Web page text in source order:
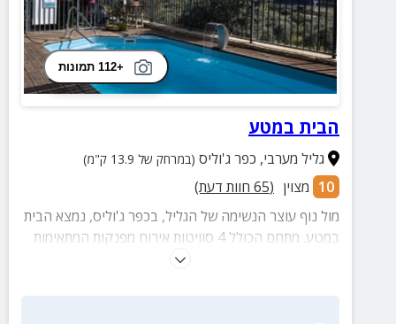
+112 תמונות
הבית במטע
גליל מערבי, כפר ג'וליס (במרחק של 13.9 ק"מ)
10 מצוין (
65 חוות דעת)
מול נוף עוצר הנשימה של הגליל, בכפר ג'וליס, נמצא הבית
במטע. מתחם הכולל 4 סוויטות אירוח מפנקות המתאימות
לחופשה זוגית או משפחתית. אפשרות לארוחת בוקר דרוזית